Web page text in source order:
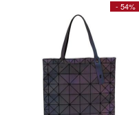
- 54%